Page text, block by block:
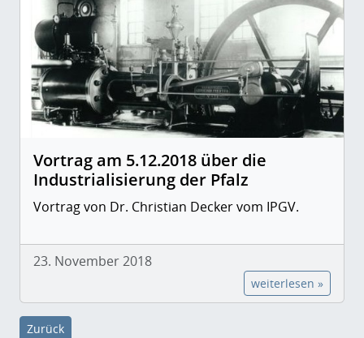
Vortrag am 5.12.2018 über die
Industrialisierung der Pfalz
Vortrag von Dr. Christian Decker vom IPGV.
23. November 2018
weiterlesen »
Zurück